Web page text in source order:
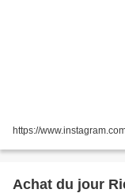
https://
Achat du jour Rien que pour moi Ce que j'adore